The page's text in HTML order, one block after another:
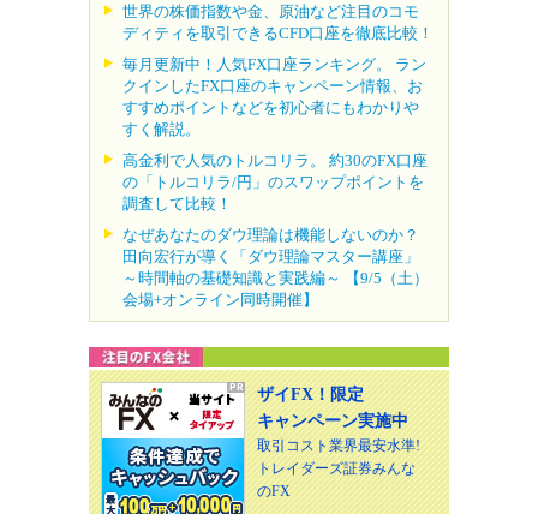
世界の株価指数や金、原油など注目のコモ
ディティを取引できるCFD口座を徹底比較！
毎月更新中！人気FX口座ランキング。 ラン
クインしたFX口座のキャンペーン情報、お
すすめポイントなどを初心者にもわかりや
すく解説。
高金利で人気のトルコリラ。 約30のFX口座
の「トルコリラ/円」のスワップポイントを
調査して比較！
なぜあなたのダウ理論は機能しないのか？
田向宏行が導く「ダウ理論マスター講座」
～時間軸の基礎知識と実践編～ 【9/5（土）
会場+オンライン同時開催】
ザイFX！限定
キャンペーン実施中
取引コスト業界最安水準!
トレイダーズ証券みんな
のFX